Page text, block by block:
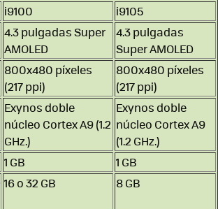
i9100
i9105
4.3 pulgadas Super
AMOLED
4.3 pulgadas
Super AMOLED
800x480 píxeles
(217 ppi)
800x480 píxeles
(217 ppi)
Exynos doble
núcleo Cortex A9 (1.2
GHz.)
Exynos doble
núcleo Cortex A9
(1.2 GHz.)
1 GB
1 GB
16 o 32 GB 8 GB